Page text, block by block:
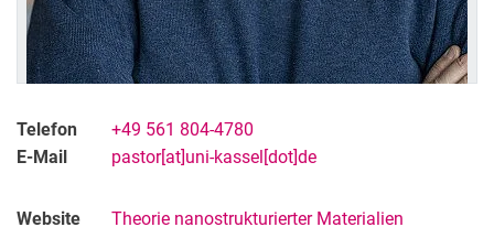
Telefon
+49 561 804-4780
E-Mail
pastor[at]uni-kassel[dot]de
Website Theorie nanostrukturierter Materialien